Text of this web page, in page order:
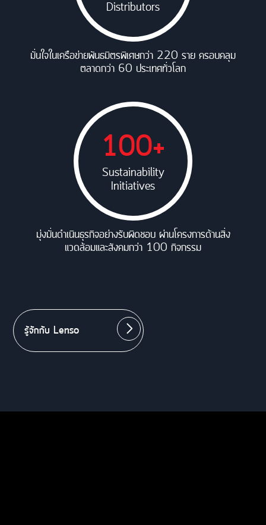
Distributors
มั่นใจในเครือข่ายพันธมิตรพิเศษกว่า 220 ราย ครอบคลุม
ตลาดกว่า 60 ประเทศทั่วโลก
100+
Sustainability
Initiatives
มุ่งมั่นดำเนินธุรกิจอย่างรับผิดชอบ ผ่านโครงการด้านสิ่ง
แวดล้อมและสังคมกว่า 100 กิจกรรม
รู้จักกับ Lenso